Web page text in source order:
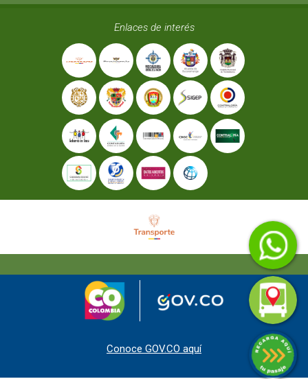
Enlaces de interés
Conoce GOV.CO aquí